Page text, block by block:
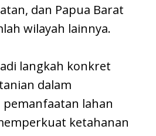
dan Papua Barat
wilayah lainnya.
langkah konkret
dalam
lahan
ketahanan